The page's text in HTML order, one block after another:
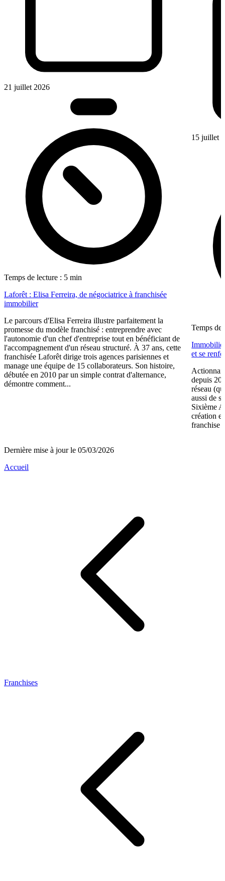
21 juillet 2026
Temps de lecture : 5 min
Laforêt : Elisa Ferreira, de négociatrice à franchisée
immobilier
Le parcours d'Elisa Ferreira illustre parfaitement la
promesse du modèle franchisé : entreprendre avec
l'autonomie d'un chef d'entreprise tout en bénéficiant de
l'accompagnement d'un réseau structuré. À 37 ans, cette
franchisée Laforêt dirige trois agences parisiennes et
manage une équipe de 15 collaborateurs. Son histoire,
débutée en 2010 par un simple contrat d'alternance,
démontre comment...
15 juillet
Temps de
et se
depuis
réseau
aussi de
Sixième
création
franchise
Dernière mise à jour le 05/03/2026
Accueil
Franchises